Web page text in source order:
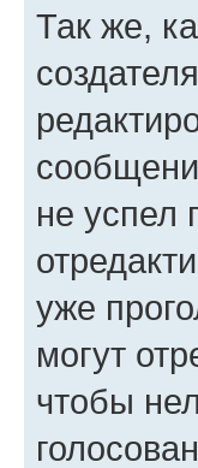
Так же,
не успел
уже
могут
чтобы